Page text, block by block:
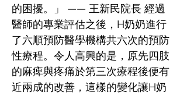
的困擾。」 —— 王新民院長 經過
醫師的專業評估之後，H奶奶進行
了六順預防醫學機構共六次的預防
性療程。令人高興的是，原先四肢
的麻痺與疼痛於第三次療程後便有
近兩成的改善，這樣的變化讓H奶